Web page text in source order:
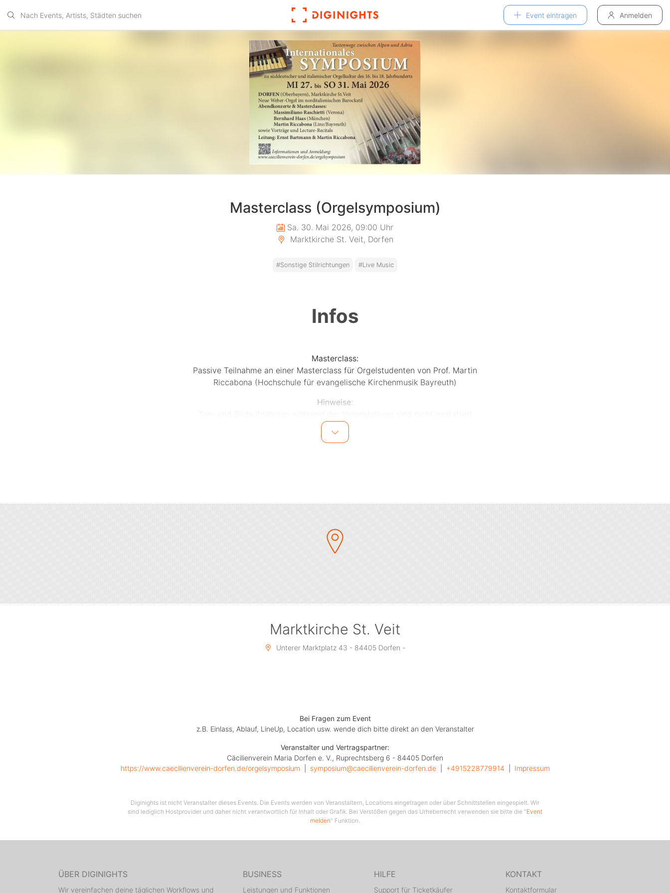
Event eintragen Anmelden
Masterclass (Orgelsymposium)
Sa. 30. Mai 2026, 09:00 Uhr
Marktkirche St. Veit, Dorfen
#Sonstige Stilrichtungen #Live Music
Infos
Masterclass:
Passive Teilnahme an einer Masterclass für Orgelstudenten von Prof. Martin
Riccabona (Hochschule für evangelische Kirchenmusik Bayreuth)
Hinweise:
Masterclass-Ticket PLUS
" mit Mittagsverpflegung
Masterclass-Ticket" ohne Mittagsverpflegung
Marktkirche St. Veit
Unterer Marktplatz 43 - 84405 Dorfen -
Bei Fragen zum Event
z.B. Einlass, Ablauf, LineUp, Location usw. wende dich bitte direkt an den Veranstalter
Veranstalter und Vertragspartner:
Cäcilienverein Maria Dorfen e. V., Ruprechtsberg 6 - 84405 Dorfen
https://www.caecilienverein-dorfen.de/orgelsymposium
symposium@caecilienverein-dorfen.de
  |
+4915228779914 Impressum
Diginights ist nicht Veranstalter dieses Events. Die Events werden von Veranstaltern, Locations eingetragen oder über Schnittstellen eingespielt. Wir
sind lediglich Hostprovider und daher nicht verantwortlich für Inhalt oder Grafik. Bei Verstößen gegen das Urheberrecht verwenden sie bitte die "Event
melden" Funktion.
ÜBER DIGINIGHTS
Wir vereinfachen deine täglichen Workflows und
BUSINESS
Leistungen und Funktionen
HILFE
Support für Ticketkäufer
KONTAKT
Kontaktformular